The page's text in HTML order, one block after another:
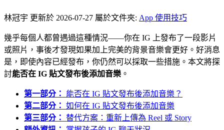
林冠宇 更新於 2026-07-27 屬於文件夾: App 使用技巧
幾乎每個人都曾遇過這種情況——你在 IG 上發布了一段影片
或照片，事後才發現如果加上完美的背景音樂會更好。好消息
是，即使內容已經發布，你仍然可以採取一些措施。本文將探
討能否在 IG 貼文發布後添加音樂 。
第一部分：
能否在 IG 貼文發布後添加音樂？
第二部分： 如何在 IG 貼文發布後添加音樂
第三部分：
替代方案：重新上傳為 Reel 或 Story